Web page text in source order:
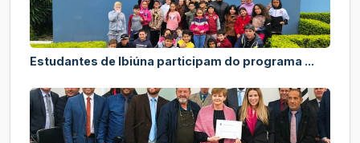
Estudantes de Ibiúna participam do programa ...